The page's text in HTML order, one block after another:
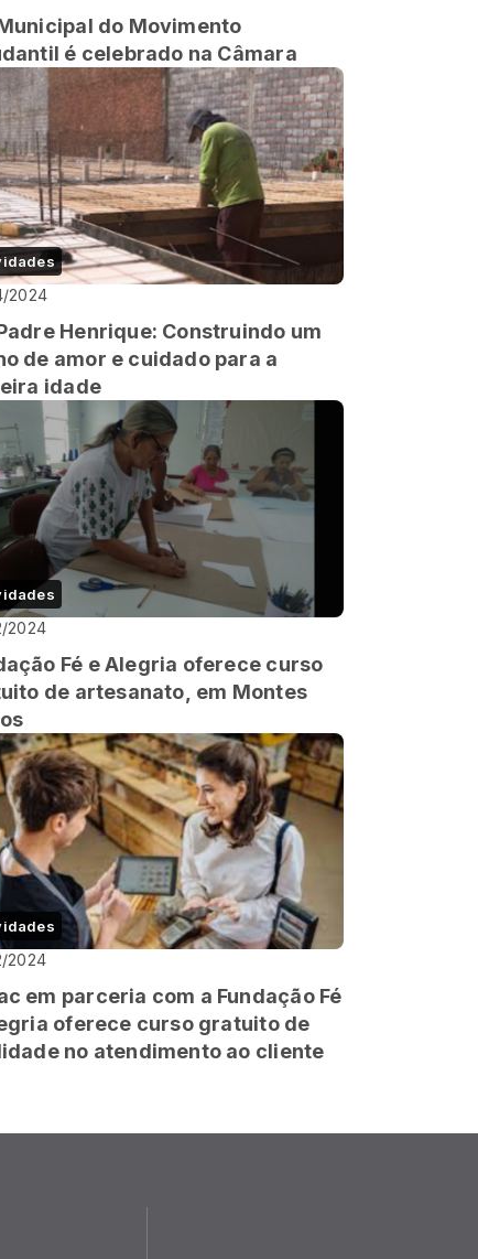
do Movimento
é celebrado na Câmara
2024
Henrique: Construindo um
de amor e cuidado para a
idade
2024
Fé e Alegria oferece curso
de artesanato, em Montes
2024
em parceria com a Fundação Fé
oferece curso gratuito de
no atendimento ao cliente